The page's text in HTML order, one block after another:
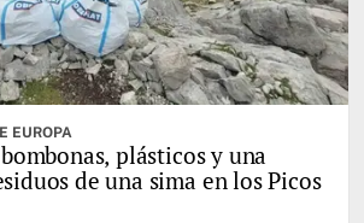
EUROPA
plásticos y una
de una sima en los Picos